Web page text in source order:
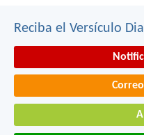
Reciba el Versículo